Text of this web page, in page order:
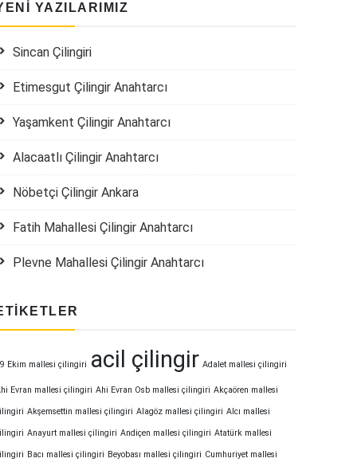
YAZILARIMIZ
Sincan Çilingiri
Etimesgut Çilingir Anahtarcı
Yaşamkent Çilingir Anahtarcı
Alacaatlı Çilingir Anahtarcı
Nöbetçi Çilingir Ankara
Fatih Mahallesi Çilingir Anahtarcı
Plevne Mahallesi Çilingir Anahtarcı
Ekim mallesi çilingiri acil çilingir Adalet mallesi çilingiri
Evran mallesi çilingiri Ahi Evran Osb mallesi çilingiri Akçaören mallesi
Akşemsettin mallesi çilingiri Alagöz mallesi çilingiri Alcı mallesi
Anayurt mallesi çilingiri Andiçen mallesi çilingiri Atatürk mallesi
Bacı mallesi çilingiri Beyobası mallesi çilingiri Cumhuriyet mallesi